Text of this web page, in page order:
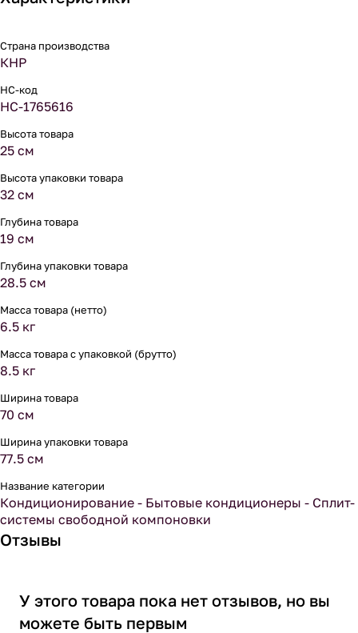
Страна производства
КНР
НС-код
НС-1765616
Высота товара
25 см
Высота упаковки товара
32 см
Глубина товара
19 см
Глубина упаковки товара
28.5 см
Масса товара (нетто)
6.5 кг
Масса товара с упаковкой (брутто)
8.5 кг
Ширина товара
70 см
Ширина упаковки товара
77.5 см
Название категории
Кондиционирование - Бытовые кондиционеры - Сплит-
системы свободной компоновки
Отзывы
У этого товара пока нет отзывов, но вы
можете быть первым